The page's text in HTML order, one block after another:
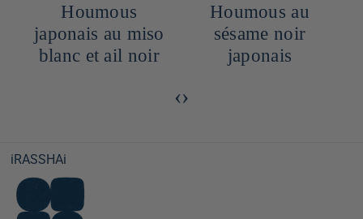
Houmous
japonais au miso
blanc et ail noir
Houmous au
sésame noir
japonais
‹›
iRASSHAi